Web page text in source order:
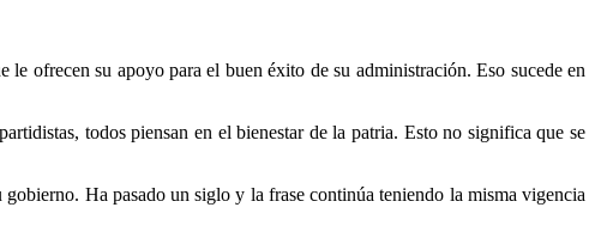
ofrecen su apoyo para el buen éxito de su administración. Eso sucede en
todos piensan en el bienestar de la patria. Esto no significa que se
Ha pasado un siglo y la frase continúa teniendo la misma vigencia